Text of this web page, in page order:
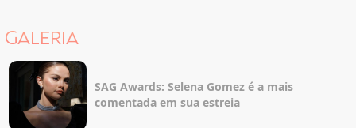
GALERIA
SAG Awards: Selena Gomez é a mais
comentada em sua estreia